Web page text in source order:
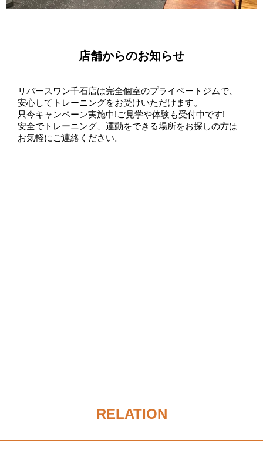
店舗からのお知らせ
リバースワン千石店は完全個室のプライベートジムで、
安心してトレーニングをお受けいただけます。
只今キャンペーン実施中!ご見学や体験も受付中です!
安全でトレーニング、運動をできる場所をお探しの方は
お気軽にご連絡ください。
RELATION